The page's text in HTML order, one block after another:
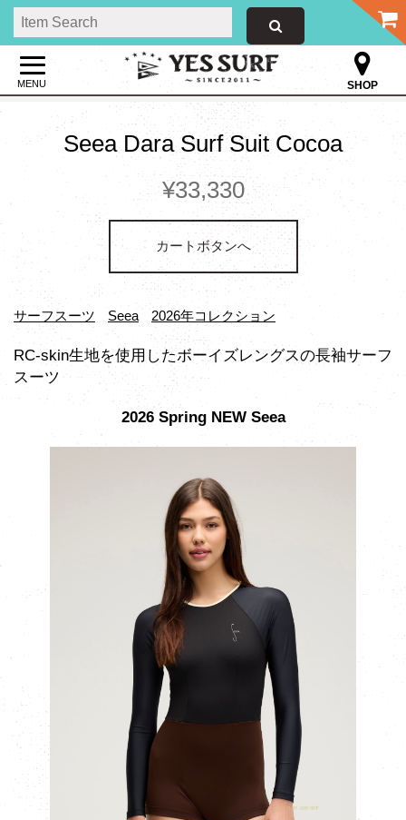
MENU SHOP
Seea Dara Surf Suit Cocoa
¥33,330
カートボタンへ
サーフスーツ Seea 2026年コレクション
RC-skin生地を使用したボーイズレングスの長袖サーフ
スーツ
2026 Spring NEW Seea